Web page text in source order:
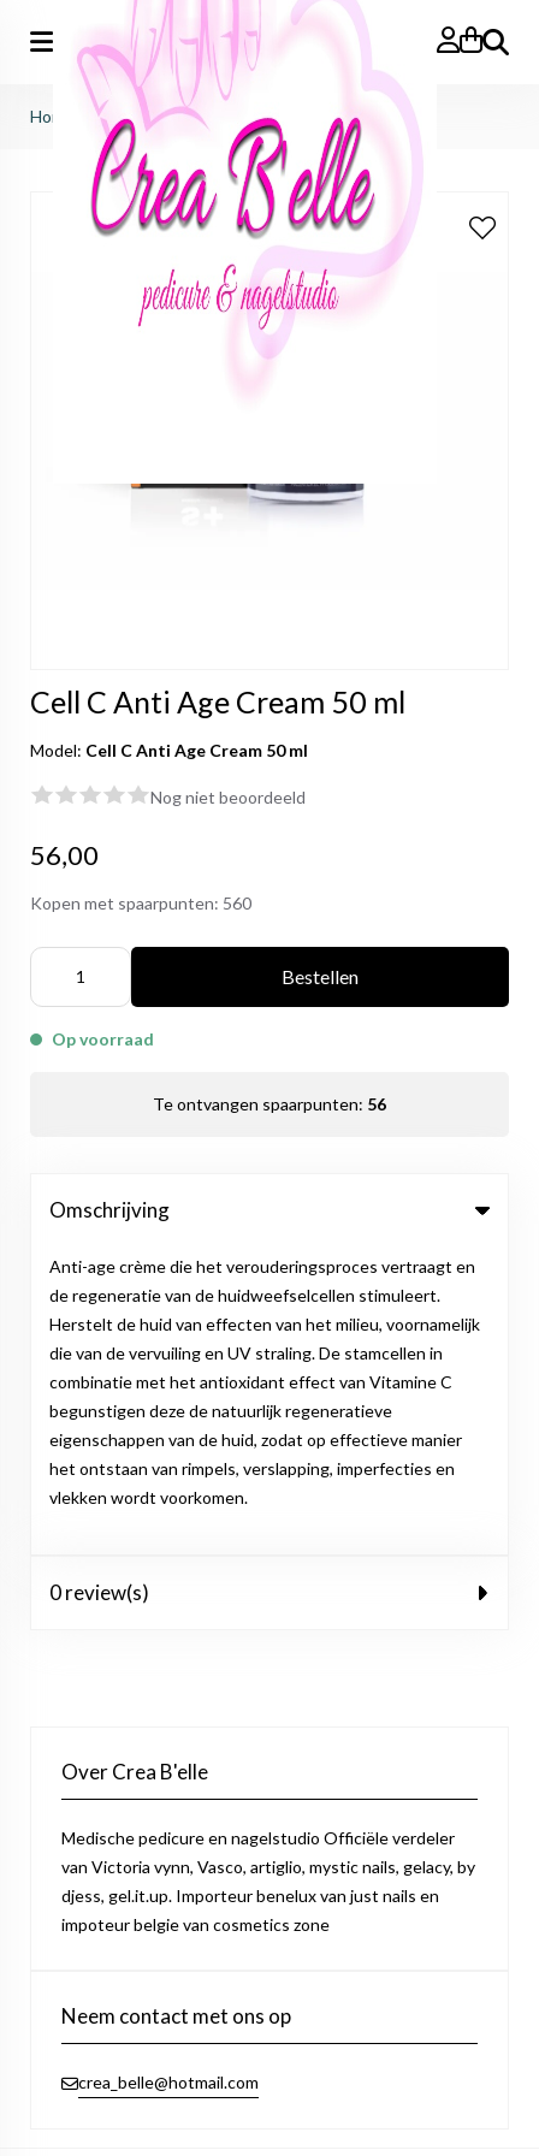
Zoeken
Home Cell C Anti Age Cream 50 ml
Cell C Anti Age Cream 50 ml
Model: Cell C Anti Age Cream 50 ml
Nog niet beoordeeld
56,00
Kopen met spaarpunten: 560
Bestellen
Op voorraad
Te ontvangen spaarpunten: 56
Omschrijving
Anti-age crème die het verouderingsproces vertraagt en
de regeneratie van de huidweefselcellen stimuleert.
Herstelt de huid van effecten van het milieu, voornamelijk
die van de vervuiling en UV straling. De stamcellen in
combinatie met het antioxidant effect van Vitamine C
begunstigen deze de natuurlijk regeneratieve
eigenschappen van de huid, zodat op effectieve manier
het ontstaan van rimpels, verslapping, imperfecties en
vlekken wordt voorkomen.
0 review(s)
Over Crea B'elle
Medische pedicure en nagelstudio Officiële verdeler
van Victoria vynn, Vasco, artiglio, mystic nails, gelacy, by
djess, gel.it.up. Importeur benelux van just nails en
impoteur belgie van cosmetics zone
Neem contact met ons op
crea_belle@hotmail.com